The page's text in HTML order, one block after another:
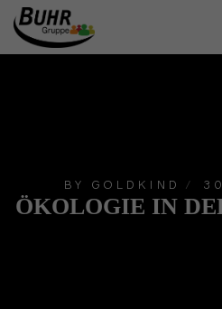
BY GOLDKIND
ÖKOLOGIE IN